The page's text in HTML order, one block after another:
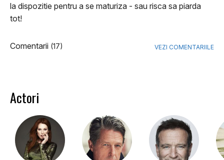
la dispozitie pentru a se maturiza - sau risca sa piarda
tot!
Comentarii (17) VEZI COMENTARIILE
Actori